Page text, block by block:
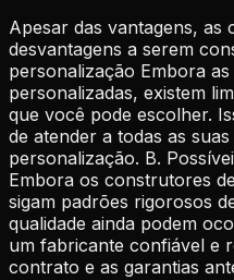
Apesar das vantagens, as
desvantagens a serem
personalização Embora
personalizadas, existem
que você pode escolher.
de atender a todas as
personalização. B.
Embora os construtores
sigam padrões rigorosos
qualidade ainda podem
um fabricante confiável e
contrato e as garantias